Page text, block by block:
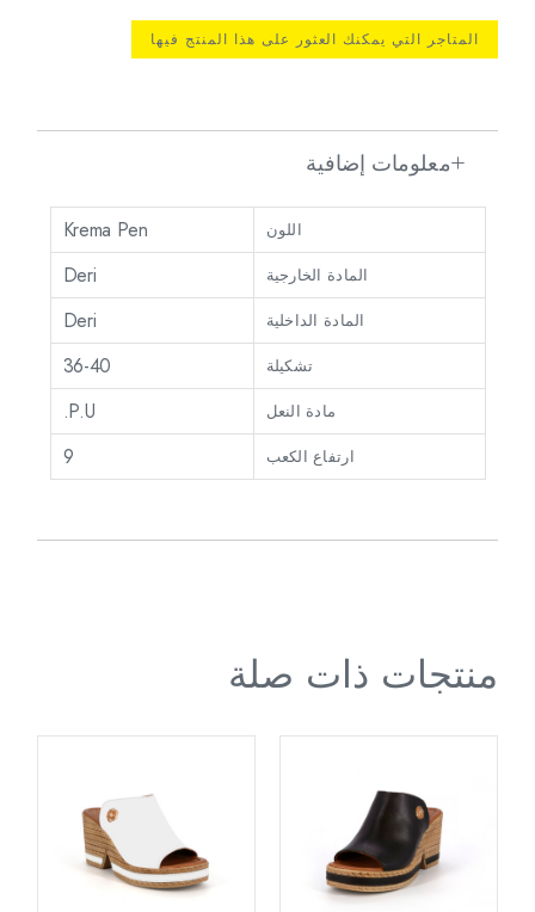
المتاجر التي يمكنك العثور على هذا المنتج فيها
معلومات إضافية
اللون Krema Pen
المادة الخارجية Deri
المادة الداخلية Deri
تشكيلة 36-40
مادة النعل P.U.
ارتفاع الكعب 9
منتجات ذات صلة